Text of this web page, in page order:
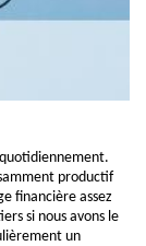
productif
financière assez
si nous avons le
un